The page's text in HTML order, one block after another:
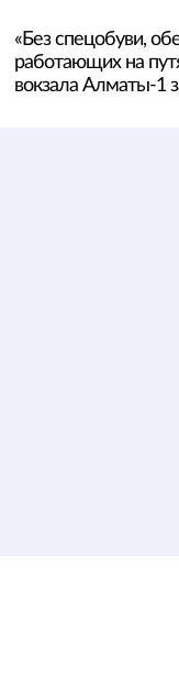
«Без спецобуви,
работающих на
вокзала Алматы-1